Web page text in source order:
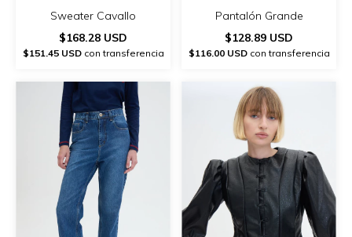
Sweater Cavallo
$168.28 USD
$151.45 USDcon transferencia
Pantalón Grande
$128.89 USD
$116.00 USDcon transferencia